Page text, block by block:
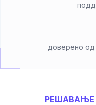
доверено од
РЕШАВАЊЕ